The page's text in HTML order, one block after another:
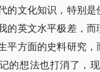
的文化知识，特别
的英文水平极差，
平方面的史料研究
的想法也打消了，